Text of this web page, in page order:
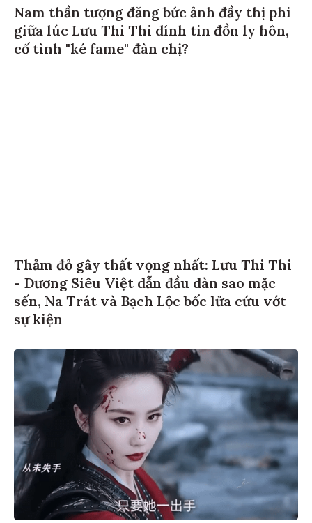
Nam thần tượng đăng bức ảnh đầy thị phi
giữa lúc Lưu Thi Thi dính tin đồn ly hôn,
cố tình "ké fame" đàn chị?
Thảm đỏ gây thất vọng nhất: Lưu Thi Thi
- Dương Siêu Việt dẫn đầu dàn sao mặc
sến, Na Trát và Bạch Lộc bốc lửa cứu vớt
sự kiện